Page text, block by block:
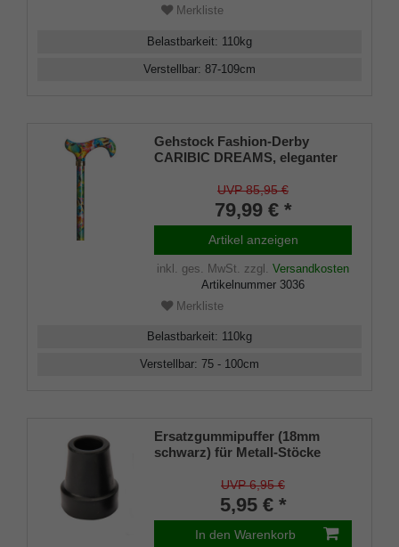
Merkliste
Belastbarkeit: 110kg
Verstellbar: 87-109cm
Gehstock Fashion-Derby
CARIBIC DREAMS, eleganter
karibisch-maritimen Design,
aufgesetzt auf einen Stock aus
stabilem Leichtmetall,
höhenverstellbar, Gummipuffer
UVP 85,95 €
79,99 € *
Artikel anzeigen
inkl. ges. MwSt. zzgl. Versandkosten
Artikelnummer 3036
Merkliste
Belastbarkeit: 110kg
Verstellbar: 75 - 100cm
Ersatzgummipuffer (18mm
schwarz) für Metall-Stöcke
ca. 18mm) mit Metalleinlage
(VE 1 Stück)
UVP 6,95 €
5,95 € *
In den Warenkorb